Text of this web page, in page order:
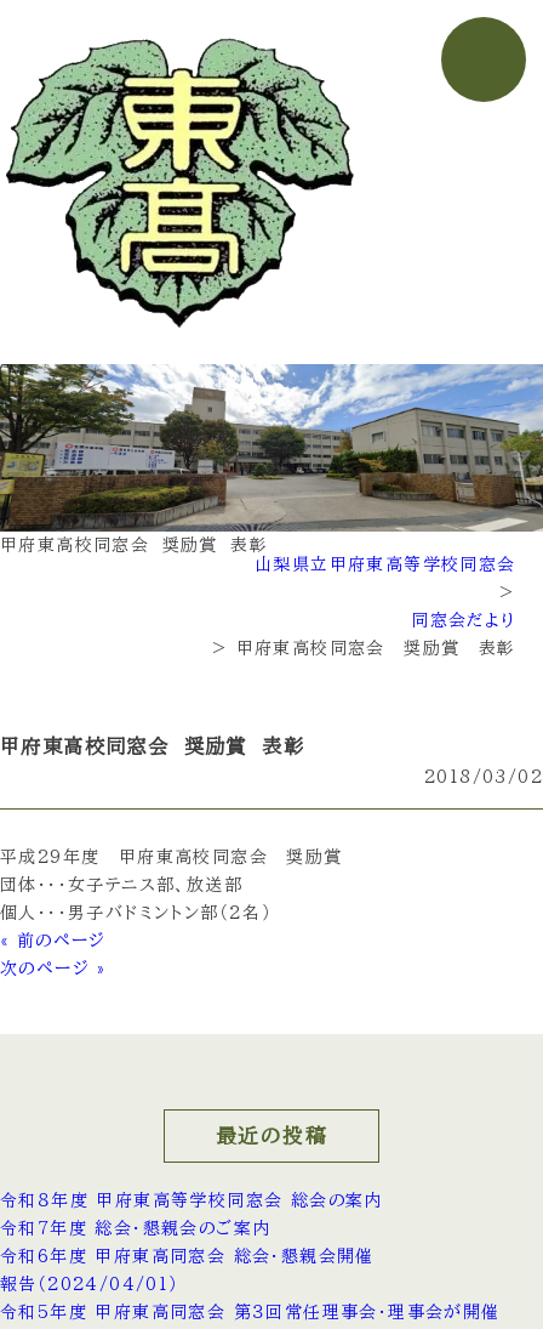
甲府東高校同窓会 奨励賞 表彰
山梨県立甲府東高等学校同窓会
>
同窓会だより
>
甲府東高校同窓会 奨励賞 表彰
甲府東高校同窓会 奨励賞 表彰
2018/03/02
平成29年度 甲府東高校同窓会 奨励賞
団体・・・女子テニス部、放送部
個人・・・男子バドミントン部（２名）
« 前のページ
次のページ »
最近の投稿
令和８年度 甲府東高等学校同窓会 総会の案内
令和7年度 総会・懇親会のご案内
令和6年度 甲府東高同窓会 総会・懇親会開催
報告（2024/04/01）
令和5年度 甲府東高同窓会 第３回常任理事会・理事会が開催